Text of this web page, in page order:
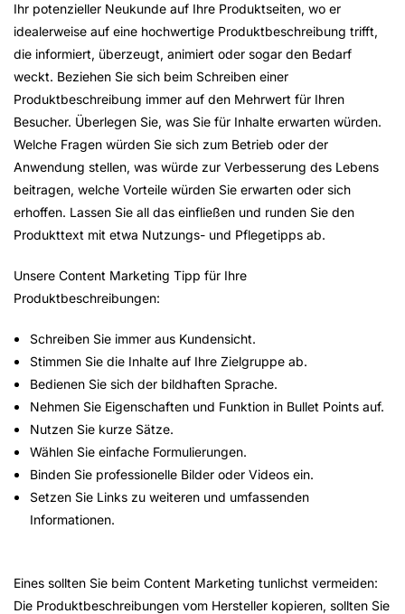
Ihr potenzieller Neukunde auf Ihre Produktseiten, wo er
idealerweise auf eine hochwertige Produktbeschreibung trifft,
die informiert, überzeugt, animiert oder sogar den Bedarf
weckt. Beziehen Sie sich beim Schreiben einer
Produktbeschreibung immer auf den Mehrwert für Ihren
Besucher. Überlegen Sie, was Sie für Inhalte erwarten würden.
Welche Fragen würden Sie sich zum Betrieb oder der
Anwendung stellen, was würde zur Verbesserung des Lebens
beitragen, welche Vorteile würden Sie erwarten oder sich
erhoffen. Lassen Sie all das einfließen und runden Sie den
Produkttext mit etwa Nutzungs- und Pflegetipps ab.
Unsere Content Marketing Tipp für Ihre
Produktbeschreibungen:
Schreiben Sie immer aus Kundensicht.
Stimmen Sie die Inhalte auf Ihre Zielgruppe ab.
Bedienen Sie sich der bildhaften Sprache.
Nehmen Sie Eigenschaften und Funktion in Bullet Points auf.
Nutzen Sie kurze Sätze.
Wählen Sie einfache Formulierungen.
Binden Sie professionelle Bilder oder Videos ein.
Setzen Sie Links zu weiteren und umfassenden
Informationen.
Eines sollten Sie beim Content Marketing tunlichst vermeiden:
Die Produktbeschreibungen vom Hersteller kopieren, sollten Sie